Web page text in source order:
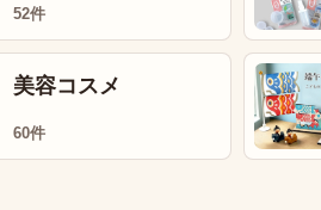
52件
美容コスメ
60件